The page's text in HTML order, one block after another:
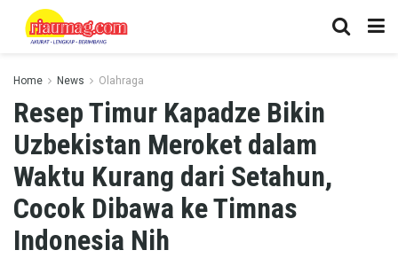
Home News Olahraga
Resep Timur Kapadze Bikin
Uzbekistan Meroket dalam
Waktu Kurang dari Setahun,
Cocok Dibawa ke Timnas
Indonesia Nih